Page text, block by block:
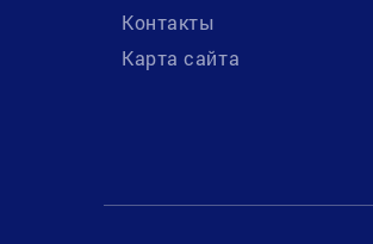
Контакты
Карта сайта